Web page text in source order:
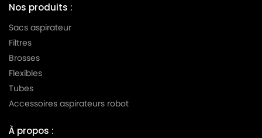
Nos produits :
Sacs aspirateur
Filtres
Brosses
Flexibles
Tubes
Accessoires aspirateurs robot
À propos :